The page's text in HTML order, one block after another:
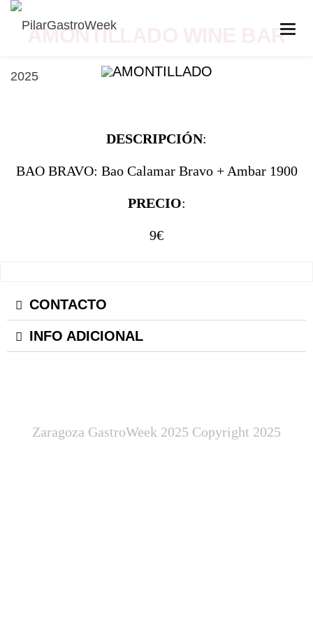
AMONTILLADO WINE BAR
DESCRIPCIÓN:
BAO BRAVO: Bao Calamar Bravo + Ambar 1900
PRECIO:
9€
CONTACTO
INFO ADICIONAL
Zaragoza GastroWeek 2025 Copyright 2025